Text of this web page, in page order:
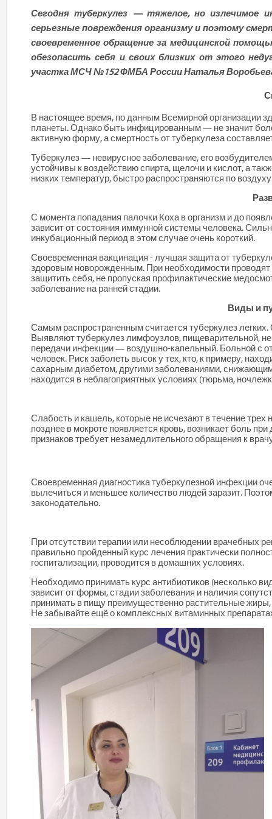
Сегодня туберкулез — тяжелое, но излечимое
серьезные повреждения организму и поэтому
своевременное обращение за медицинской
обезопасить себя и своих близких от этого
участка МСЧ №152 ФМБА России Наталья
В настоящее время, по данным Всемирной организации
планеты. Однако быть инфицированным — не значит
активную форму, а смертность от туберкулеза
Туберкулез — невирусное заболевание, его
устойчивы к воздействию спирта, щелочи и кислот, а
низких температур, быстро распространяются по
С момента попадания палочки Коха в организм и до
зависит от состояния иммунной системы человека.
инкубационный период в этом случае очень короткий.
Своевременная вакцинация - лучшая защита от
здоровым новорожденным. При необходимости проводят
защитить себя, не пропуская профилактические
заболевание на ранней стадии.
Виды и
Самым распространенным считается туберкулез
Выявляют туберкулез лимфоузлов, пищеварительной,
передачи инфекции — воздушно-капельный. Больной с
человек. Риск заболеть высок у тех, кто, к примеру,
сахарным диабетом, другими заболеваниями,
находится в неблагоприятных условиях (тюрьма,
Слабость и кашель, которые не исчезают в течение
позднее в мокроте появляется кровь, возникает боль
признаков требует незамедлительного обращения к
Своевременная диагностика туберкулезной инфекции
вылечиться и меньшее количество людей заразит.
законодательно.
При отсутствии терапии или несоблюдении врачебных
правильно пройденный курс лечения практически
госпитализации, проводится в домашних условиях.
Необходимо принимать курс антибиотиков (несколько
зависит от формы, стадии заболевания и наличия
принимать в пищу преимущественно растительныежиры,
Не забывайтеещёо комплексных витаминных